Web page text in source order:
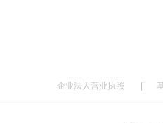
企业法人营业执照